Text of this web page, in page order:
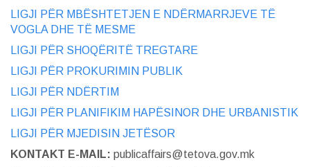
LIGJI PËR MBËSHTETJEN E NDËRMARRJEVE TË
VOGLA DHE TË MESME
LIGJI PËR SHOQËRITË TREGTARE
LIGJI PËR PROKURIMIN PUBLIK
LIGJI PËR NDËRTIM
LIGJI PËR PLANIFIKIM HAPËSINOR DHE URBANISTIK
LIGJI PËR MJEDISIN JETËSOR
KONTAKT E-MAIL: publicaffairs@tetova.gov.mk